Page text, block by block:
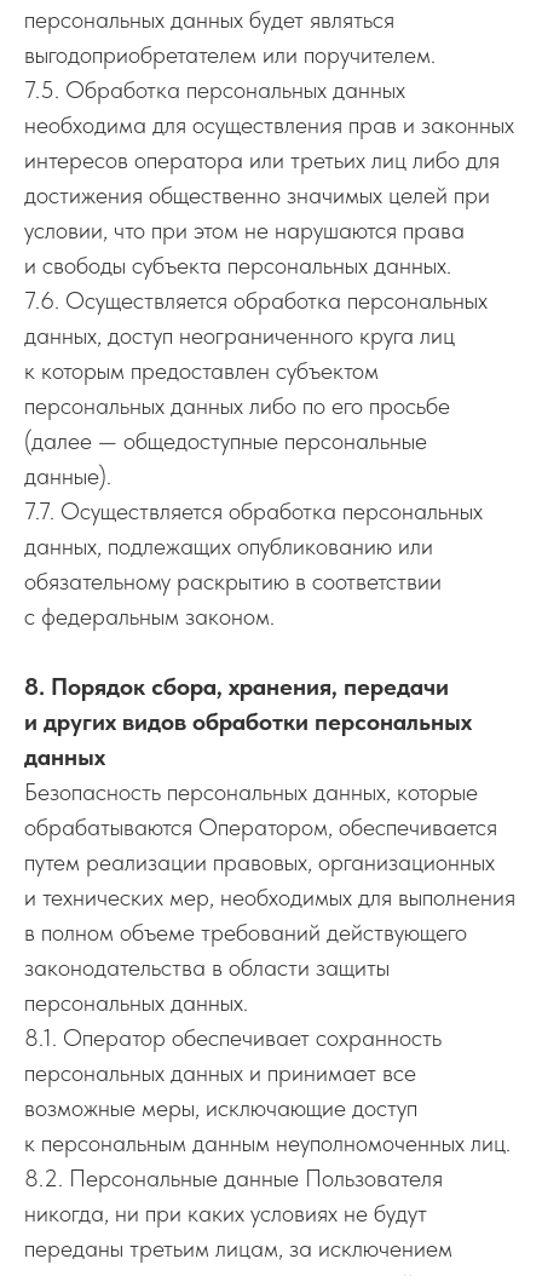
персональных данных будет являться
выгодоприобретателем или поручителем.
7.5. Обработка персональных данных
необходима для осуществления прав и законных
интересов оператора или третьих лиц либо для
достижения общественно значимых целей при
условии, что при этом не нарушаются права
и свободы субъекта персональных данных.
7.6. Осуществляется обработка персональных
данных, доступ неограниченного круга лиц
к которым предоставлен субъектом
персональных данных либо по его просьбе
(далее — общедоступные персональные
данные).
7.7. Осуществляется обработка персональных
данных, подлежащих опубликованию или
обязательному раскрытию в соответствии
с федеральным законом.
8. Порядок сбора, хранения, передачи
и других видов обработки персональных
данных
Безопасность персональных данных, которые
обрабатываются Оператором, обеспечивается
путем реализации правовых, организационных
и технических мер, необходимых для выполнения
в полном объеме требований действующего
законодательства в области защиты
персональных данных.
8.1. Оператор обеспечивает сохранность
персональных данных и принимает все
возможные меры, исключающие доступ
к персональным данным неуполномоченных лиц.
8.2. Персональные данные Пользователя
никогда, ни при каких условиях не будут
переданы третьим лицам, за исключением
Наши проекты
Виды лестниц
Онлайн-калькулятор
Отзывы
Этапы работы
Контакты
8 (919) 500-12-22
г. Киров, п. Ганино, ул. Фабричная, 19